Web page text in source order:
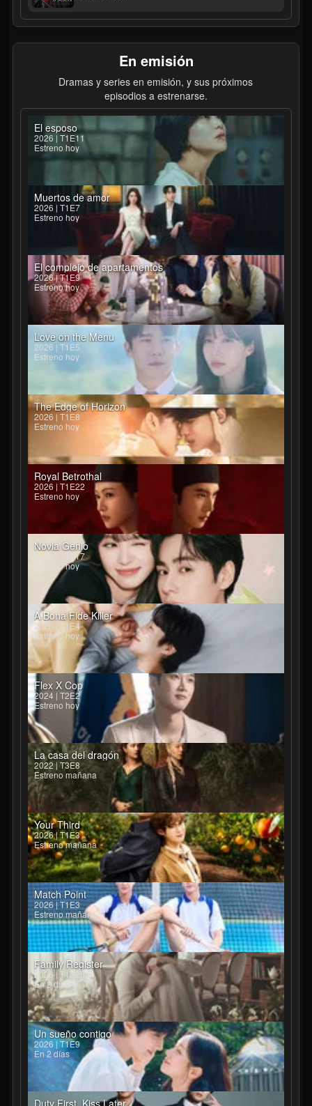
En emisión
Dramas y series en emisión, y sus próximos
episodios a estrenarse.
El esposo
2026 | T1E11
Estreno hoy
Muertos de amor
2026 | T1E7
Estreno hoy
El complejo de apartamentos
2026 | T1E9
Estreno hoy
Love on the Menu
2026 | T1E5
Estreno hoy
The Edge of Horizon
2026 | T1E8
Estreno hoy
Royal Betrothal
2026 | T1E22
Estreno hoy
Novia Genio
2026 | T1E17
Estreno hoy
A Bona Fide Killer
2026 | T1E4
Estreno hoy
Flex X Cop
2024 | T2E2
Estreno hoy
La casa del dragón
2022 | T3E8
Estreno mañana
Your Third
2026 | T1E3
Estreno mañana
Match Point
2026 | T1E3
Estreno mañana
Family Register
2026 | T1E26
En 2 días
Un sueño contigo
2026 | T1E9
En 2 días
Duty First, Kiss Later